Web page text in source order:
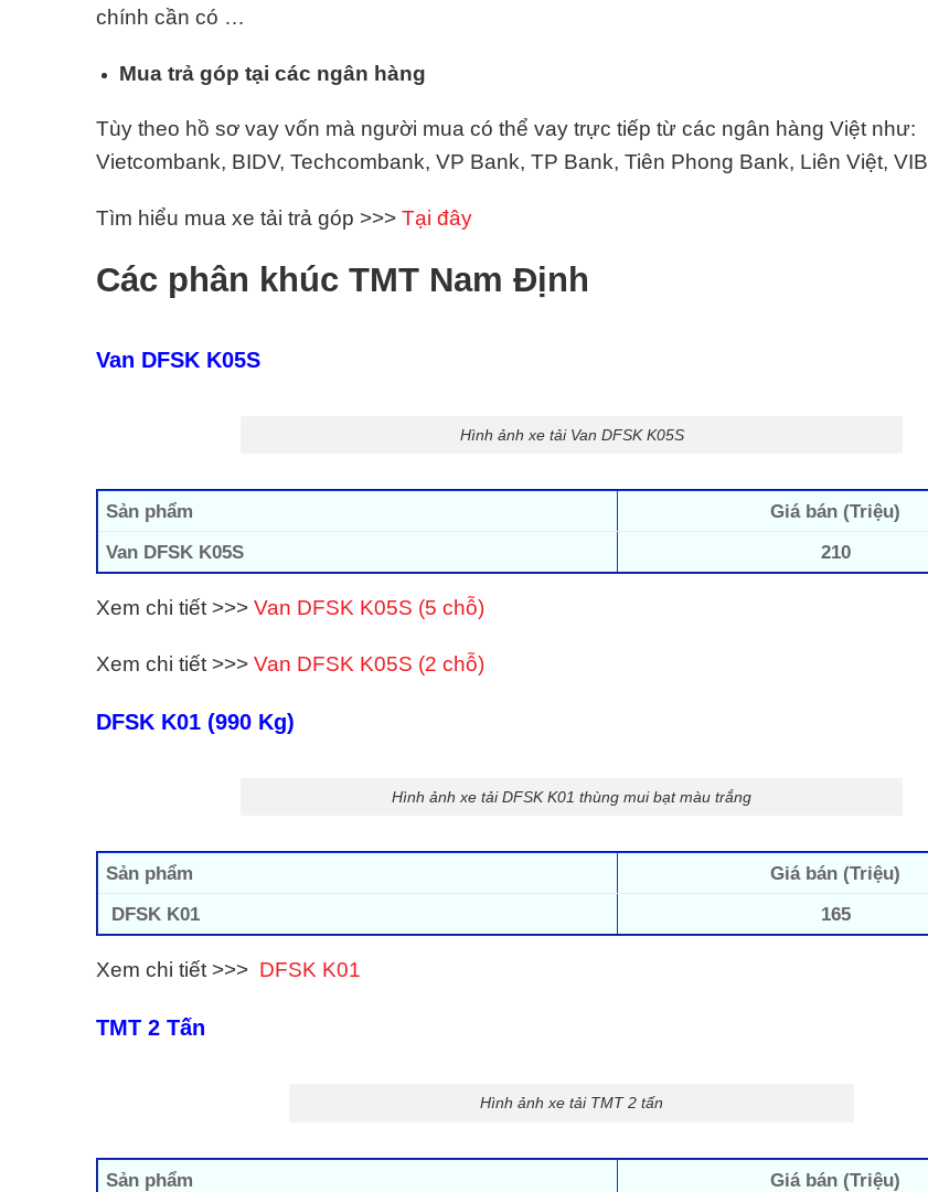
chính cần có …
Mua trả góp tại các ngân hàng
Tùy theo hồ sơ vay vốn mà người mua có thể vay trực tiếp từ các ngân hàng Việt như:
Vietcombank, BIDV, Techcombank, VP Bank, TP Bank, Tiên Phong Bank, Liên Việt, VIB
Tìm hiểu mua xe tải trả góp >>> Tại đây
Các phân khúc TMT Nam Định
Van DFSK K05S
Hình ảnh xe tải Van DFSK K05S
Sản phẩm
Giá bán (Triệu)
Van DFSK K05S
210
Xem chi tiết >>> Van DFSK K05S (5 chỗ)
Xem chi tiết >>> Van DFSK K05S (2 chỗ)
DFSK K01 (990 Kg)
Hình ảnh xe tải DFSK K01 thùng mui bạt màu trắng
Sản phẩm
Giá bán (Triệu)
DFSK K01
165
Xem chi tiết >>> DFSK K01
TMT 2 Tấn
Hình ảnh xe tải TMT 2 tấn
Sản phẩm Giá bán (Triệu)